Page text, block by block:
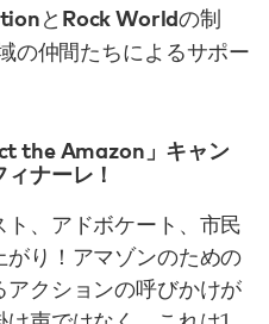
と Rock Worldの制
の仲間たちによるサポー
the Amazon」キャン
ナーレ！
、アドボケート、市民
り！アマゾンのための
クションの呼びかけが